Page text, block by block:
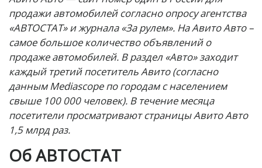
продажи автомобилей согласно опросу агентства
«АВТОСТАТ» и журнала «За рулем». На Авито Авто –
самое большое количество объявлений о
продаже автомобилей. В раздел «Авто» заходит
каждый третий посетитель Авито (согласно
данным Mediascope по городам с населением
свыше 100 000 человек). В течение месяца
посетители просматривают страницы Авито Авто
1,5 млрд раз.
Об АВТОСТАТ